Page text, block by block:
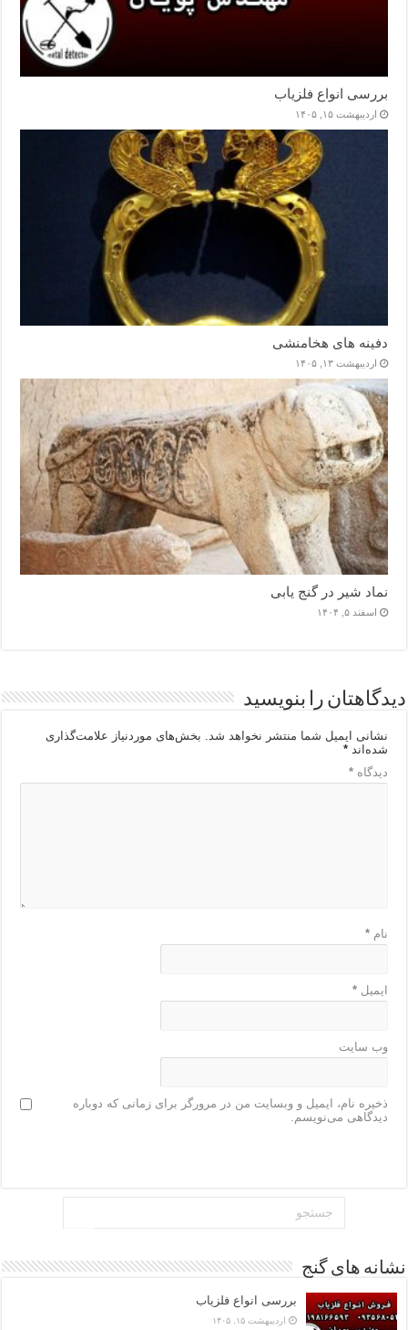
بررسی انواع فلزیاب
اردیبهشت ۱۵, ۱۴۰۵
دفینه های هخامنشی
اردیبهشت ۱۳, ۱۴۰۵
نماد شیر در گنج یابی
اسفند ۵, ۱۴۰۴
دیدگاهتان را بنویسید
نشانی ایمیل شما منتشر نخواهد شد.
بخش‌های موردنیاز علامت‌گذاری
شده‌اند*
دیدگاه*
نام*
ایمیل*
وب‌ سایت
ذخیره نام، ایمیل و وبسایت من در مرورگر برای زمانی که دوباره
دیدگاهی می‌نویسم.
نشانه های گنج
بررسی انواع فلزیاب
اردیبهشت ۱۵, ۱۴۰۵